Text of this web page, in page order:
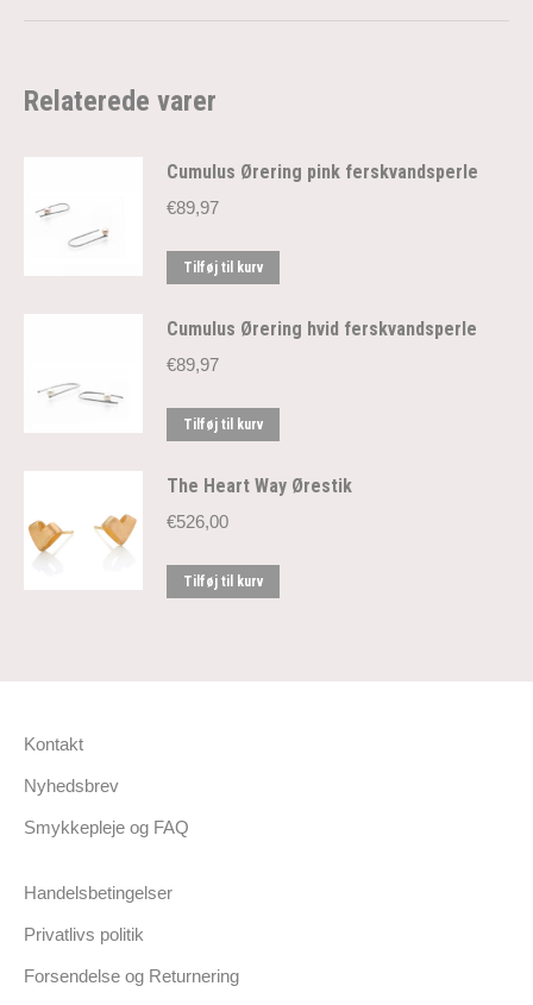
Relaterede varer
Cumulus Ørering pink ferskvandsperle
€89,97
Tilføj til kurv
Cumulus Ørering hvid ferskvandsperle
€89,97
Tilføj til kurv
The Heart Way Ørestik
€526,00
Tilføj til kurv
Kontakt
Nyhedsbrev
Smykkepleje og FAQ
Handelsbetingelser
Privatlivs politik
Forsendelse og Returnering